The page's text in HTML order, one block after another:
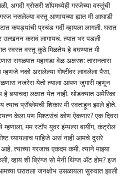
अगदी ग्रोसरी शॉपमध्येही गरजेच्या वस्तूंची
नसलेल्या वस्तू आणायच्या ह्यात मी आघाडी
कपड्यांची प्रचंड गर्दी व्हायला लागली. घरात
उत्खनन करावं लागायचं. त्यात भर पडली
स्वस्त वस्तू कुठे मिळतेय हे बघण्यात मी
सगळ्यात महागडा वेळ अक्षरश: तासनतास
नको असलेल्या गोष्टींवर लावलेला पैसा,
नजरेस येतो त्याला आपण जुगारी म्हणून
लक्षात येत नाही. थोडक्यात अमेेरिका
प्रॉब्लेमची शिकार मी स्वत:हून झाले होते.
केला पण मिश्टरांचं कोण ऐकणार? एक दिवस
म्हणाला, मम स्टॉप युवर इंम्पल्स बायींग, कंट्रोल
घ्यायलाच पाहिजे असं नाही आमचे दुसरे
आहे. त्याच्या गरजाच एकदम कमी. त्याने माझ्या
व्हाय शी ब्रिंग्ज सो मेनी थिंग्ज अ‍ॅट होम? इज
घरातला जनक्षोभ उसळायला सुरुवात झाली